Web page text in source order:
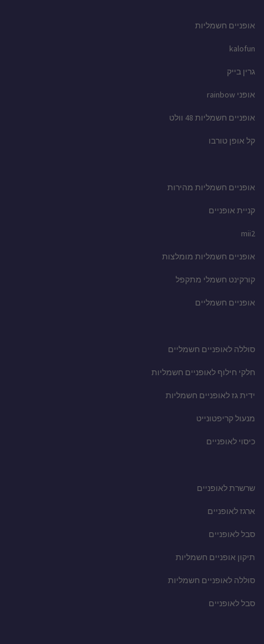
אופניים חשמליות
kalofun
גרין בייק
אופני rainbow
אופניים חשמליות 48 וולט
קל אופן טורבו
אופניים חשמליות מהירות
קניית אופניים
mii2
אופניים חשמליות מומלצות
קורקינט חשמלי מתקפל
אופניים חשמליים
סוללה לאופניים חשמליים
חלקי חילוף לאופניים חשמליות
ידית גז לאופניים חשמליות
מנעול קריפטונייט
כיסוי לאופניים
שרשרת לאופניים
ארגז לאופניים
סבל לאופניים
תיקון אופניים חשמליות
סוללה לאופניים חשמליות
סבל לאופניים